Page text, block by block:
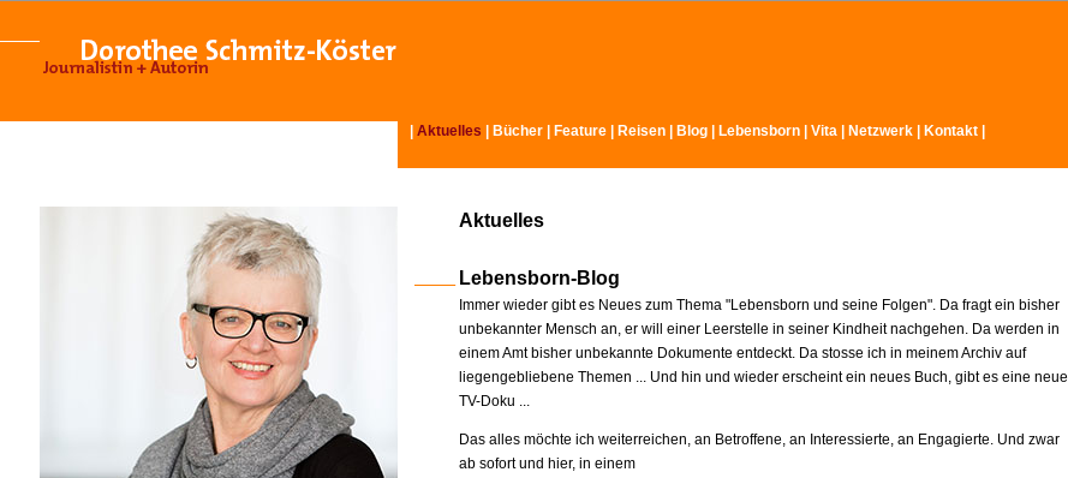
Aktuelles Bücher Feature Reisen Blog Lebensborn Vita Netzwerk Kontakt
Aktuelles
Lebensborn-Blog
Immer wieder gibt es Neues zum Thema "Lebensborn und seine Folgen". Da fragt ein bisher
unbekannter Mensch an, er will einer Leerstelle in seiner Kindheit nachgehen. Da werden in
einem Amt bisher unbekannte Dokumente entdeckt. Da stosse ich in meinem Archiv auf
liegengebliebene Themen ... Und hin und wieder erscheint ein neues Buch, gibt es eine neue
TV-Doku ...
Das alles möchte ich weiterreichen, an Betroffene, an Interessierte, an Engagierte. Und zwar
ab sofort und hier, in einem